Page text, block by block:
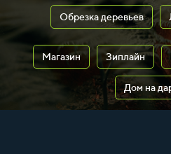
Обрезка деревьев
Магазин Зиплайн
Дом на